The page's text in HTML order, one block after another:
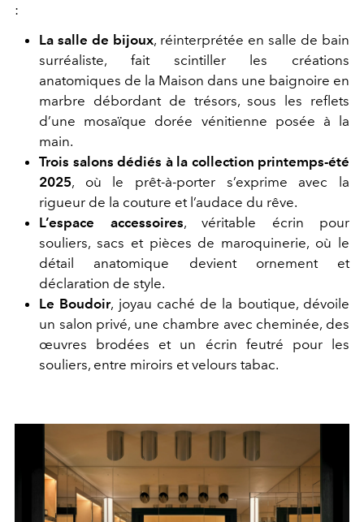
:
La salle de bijoux, réinterprétée en salle de bain
surréaliste, fait scintiller les créations
anatomiques de la Maison dans une baignoire en
marbre débordant de trésors, sous les reflets
d’une mosaïque dorée vénitienne posée à la
main.
Trois salons dédiés à la collection printemps-été
2025, où le prêt-à-porter s’exprime avec la
rigueur de la couture et l’audace du rêve.
L’espace accessoires, véritable écrin pour
souliers, sacs et pièces de maroquinerie, où le
détail anatomique devient ornement et
déclaration de style.
Le Boudoir, joyau caché de la boutique, dévoile
un salon privé, une chambre avec cheminée, des
œuvres brodées et un écrin feutré pour les
souliers, entre miroirs et velours tabac.